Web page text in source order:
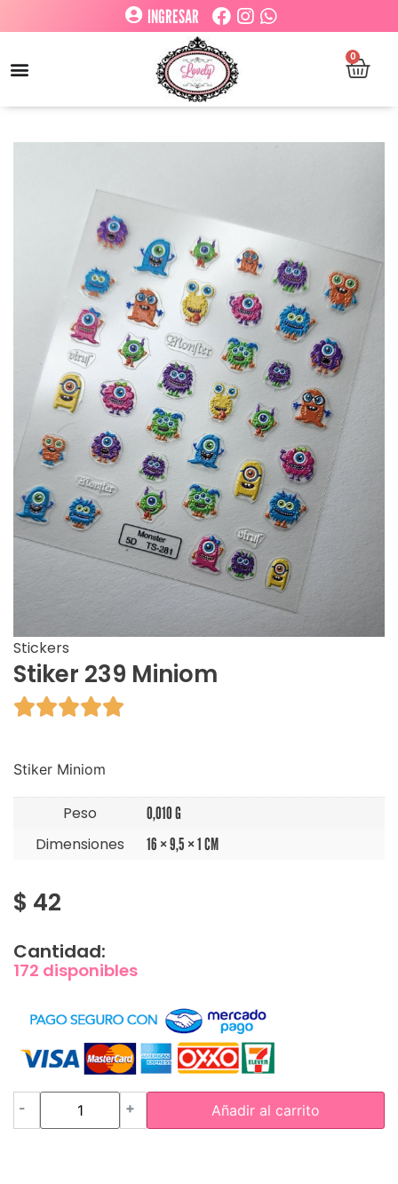
INGRESAR
0
Stickers
Stiker 239 Miniom

Stiker Miniom
Peso 0,010 G
Dimensiones 16 × 9,5 × 1 CM
$ 42
Cantidad:
172 disponibles
- + Añadir al carrito